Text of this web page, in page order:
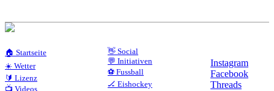
🏠 Startseite
☀️ Wetter
🔰 Lizenz
📺 Videos
👋 Social
💬 Initiativen
⚽ Fussball
🏒 Eishockey
Instagram
Facebook
Threads